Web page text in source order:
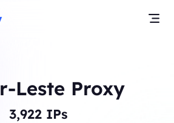
Leste Proxy
3,922IPs